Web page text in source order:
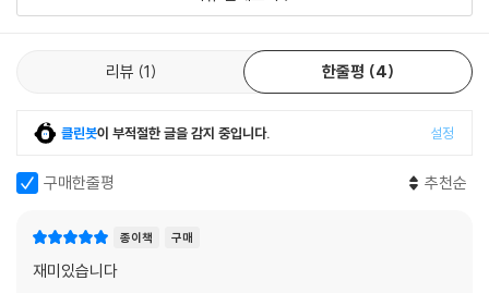
폐출되었을까? 명량해전은 정말 명량해협에서 벌어졌을까? 저자는 사료
결론을 내린다. 합리적인 추론을 바탕으로 한 저자의 새로운 역사 해석은
저자는 자신의 역사 해석 또한 절대적인 진실이라고 우기지 않는다. 지금
은 진실로 여겨지던 것이 나중에 언제든지 뒤집힐 수 있다니 역사학이 못
미덥게 느껴질 수도 있다. 그러나 타당한 근거를 토대로 한다면, 다양한 해
은 더 역동적이고 복합적인 역사를 만날 수 있는 또 하나의 통로가 되어줄
것이다.
리뷰 1 한줄평 4
클린봇이 부적절한 글을 감지 중입니다. 설정
구매한줄평 추천순
종이책 구매
재미있습니다